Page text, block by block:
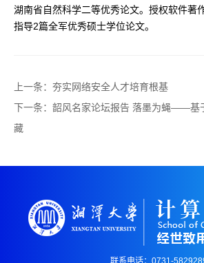
湖南省自然科学二等优秀论文。授权软件著
指导2篇全军优秀硕士学位论文。
上一条： 夯实网络安全人才培育根基
下一条： 韶风名家论坛报告 落墨为蝇——基
藏